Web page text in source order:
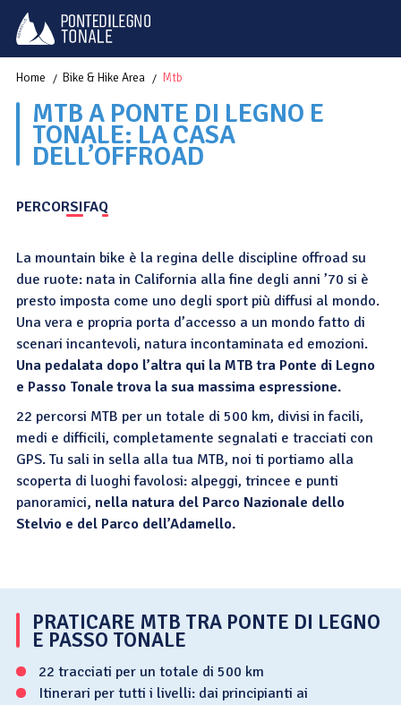
Home Bike & Hike Area Mtb
MTB A PONTE DI LEGNO E
TONALE: LA CASA
DELL’OFFROAD
PERCORSIFAQ
La mountain bike è la regina delle discipline offroad su
due ruote: nata in California alla fine degli anni ’70 si è
presto imposta come uno degli sport più diffusi al mondo.
Una vera e propria porta d’accesso a un mondo fatto di
scenari incantevoli, natura incontaminata ed emozioni.
Una pedalata dopo l’altra qui la MTB tra Ponte di Legno
e Passo Tonale trova la sua massima espressione.
22 percorsi MTB per un totale di 500 km, divisi in facili,
medi e difficili, completamente segnalati e tracciati con
GPS. Tu sali in sella alla tua MTB, noi ti portiamo alla
scoperta di luoghi favolosi: alpeggi, trincee e punti
panoramici, nella natura del Parco Nazionale dello
Stelvio e del Parco dell’Adamello.
PRATICARE MTB TRA PONTE DI LEGNO
E PASSO TONALE
22 tracciati per un totale di 500 km
Itinerari per tutti i livelli: dai principianti ai